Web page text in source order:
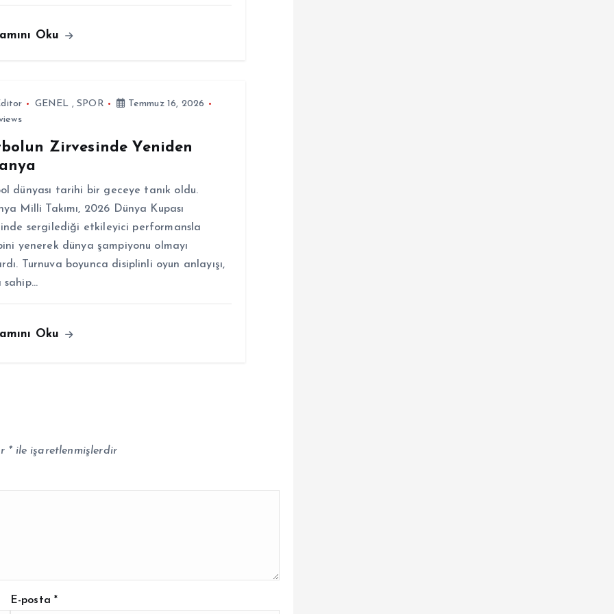
Oku
GENEL ,SPOR
Temmuz 16, 2026
Zirvesinde Yeniden
dünyası tarihi bir geceye tanık oldu.
Milli Takımı, 2026 Dünya Kupası
sergilediği etkileyici performansla
yenerek dünya şampiyonu olmayı
Turnuva boyunca disiplinli oyun anlayışı,
sahip…
Oku
*ile işaretlenmişlerdir
E-posta*